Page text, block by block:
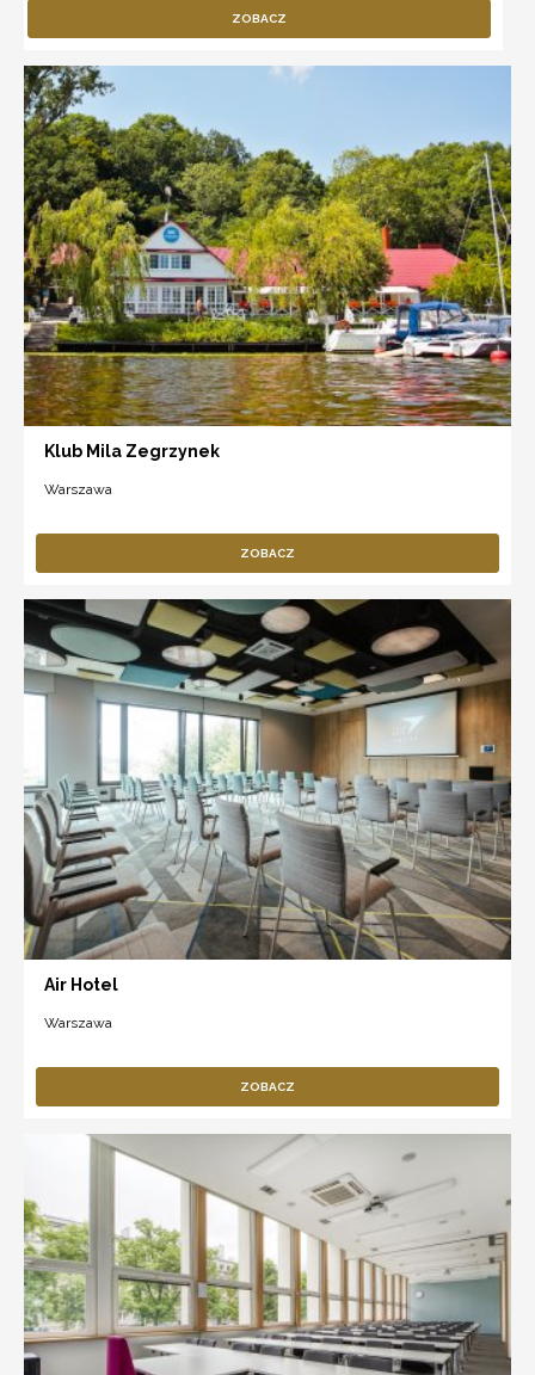
ZOBACZ
Klub Mila Zegrzynek
Warszawa
ZOBACZ
Air Hotel
Warszawa
ZOBACZ